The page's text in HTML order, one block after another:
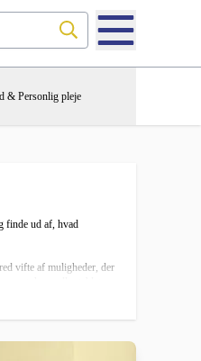
Guiden
& Personlig pleje
finde ud af, hvad
vifte af muligheder, der